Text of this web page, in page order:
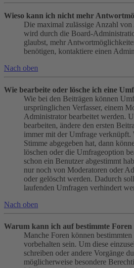
Wieso kann ich nicht mehr
Die maximal zulässige Anzahl
wird durch die Board-
glaubst, mehr
benötigen, kontaktiere einen
Nach oben
Wie bearbeite oder lösche ich eine
Wie bei den Beiträgen können
ursprünglichen Verfasser, einem
Administrator bearbeitet werden.
bearbeiten, ändere den ersten
immer mit der Umfrage verknüpft.
Stimme abgegeben hat, dann
löschen oder die Umfrageoption
schon ein Benutzer abgestimmt
nur noch von Moderatoren oder
oder gelöscht werden. Dadurch
laufenden Umfragen verhindert
Nach oben
Warum kann ich auf bestimmte Foren
Manche Foren können
vorbehalten sein. Um diese
schreiben oder andere Vorgänge
möglicherweise besondere